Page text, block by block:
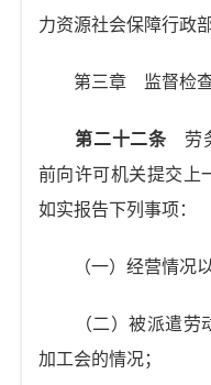
力资源社会保障行政
第三章 监督检
第二十二条劳务
前向许可机关提交上
如实报告下列事项：
（一）经营情况以
（二）被派遣劳动
加工会的情况；